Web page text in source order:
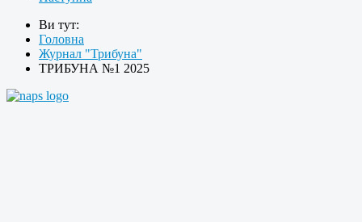
Ви тут:
Головна
Журнал "Трибуна"
ТРИБУНА №1 2025